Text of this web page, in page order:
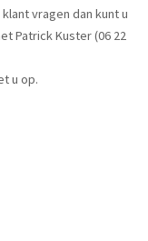
vragen dan kunt u
Patrick Kuster (06 22
u op.